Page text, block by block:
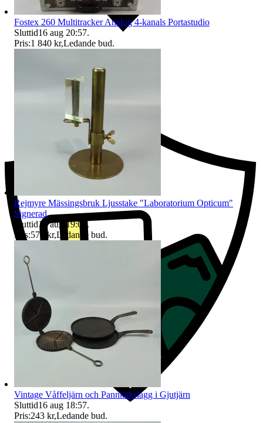
Ersättning om du inte får din vara
Fostex 260 Multitracker Analog 4-kanals Portastudio
Sluttid16 aug 20:57.
Pris:1 840 kr,Ledande bud.
Rejmyre Mässingsbruk Ljusstake "Laboratorium Opticum"
Signerad
Sluttid16 aug 19:07 .
Pris:575 kr,Ledande bud.
Vintage Våffeljärn och Pannkakslagg i Gjutjärn
Sluttid16 aug 18:57.
Pris:243 kr,Ledande bud.